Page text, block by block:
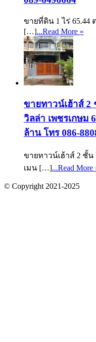
ขายที่ดิน 1 ไร่ 65.44
[…]...Read More »
ขายทาวน์เฮ้าส์ 2
วิลล่า เพชรเกษม
ล้าน โทร 086-
ขายทาวน์เฮ้าส์ 2 ชั้น
เมน […]...Read More
© Copyright 2021-2025